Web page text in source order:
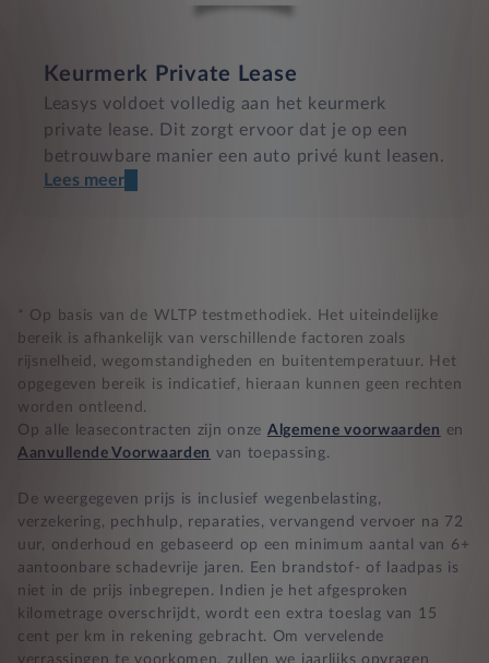
Keurmerk Private Lease
Leasys voldoet volledig aan het keurmerk
private lease. Dit zorgt ervoor dat je op een
betrouwbare manier een auto privé kunt leasen.
Nooit te hoge financiële lasten
BB 14 dagen bedenktijd
Zekerheid bij klachten
Lees meer
* Op basis van de WLTP testmethodiek. Het uiteindelijke
bereik is afhankelijk van verschillende factoren zoals
rijsnelheid, wegomstandigheden en buitentemperatuur. Het
opgegeven bereik is indicatief, hieraan kunnen geen rechten
worden ontleend.
Op alle leasecontracten zijn onze Algemene voorwaarden en
Aanvullende Voorwaarden van toepassing.
De weergegeven prijs is inclusief wegenbelasting,
verzekering, pechhulp, reparaties, vervangend vervoer na 72
uur, onderhoud en gebaseerd op een minimum aantal van 6+
aantoonbare schadevrije jaren. Een brandstof- of laadpas is
niet in de prijs inbegrepen. Indien je het afgesproken
kilometrage overschrijdt, wordt een extra toeslag van 15
cent per km in rekening gebracht. Om vervelende
verrassingen te voorkomen, zullen we jaarlijks opvragen